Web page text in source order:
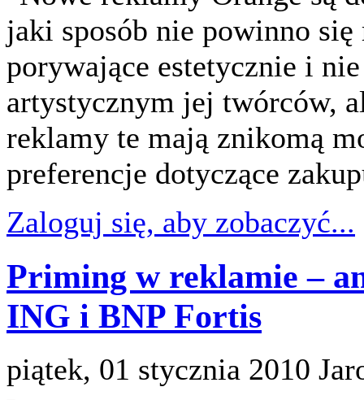
jaki sposób nie powinno
porywające estetycznie i
artystycznym jej twórców,
reklamy te mają znikomą
preferencje dotyczące
Zaloguj się, aby zobaczyć...
Priming w reklamie –
ING i BNP Fortis
piątek, 01 stycznia 2010